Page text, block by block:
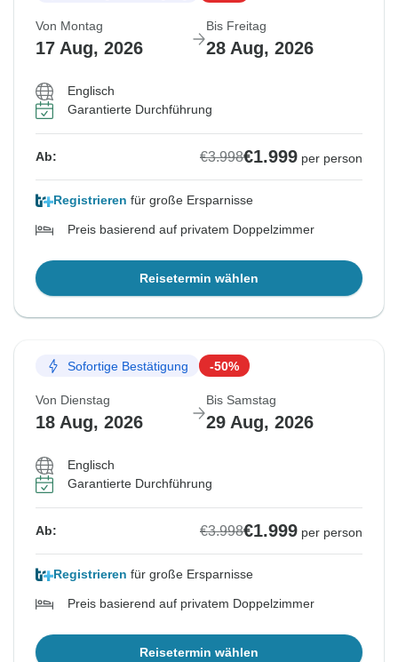
Von Montag
17 Aug, 2026
Bis Freitag
28 Aug, 2026
Englisch
Garantierte Durchführung
Ab: €3.998€1.999 per person
Registrieren für große Ersparnisse
Preis basierend auf privatem Doppelzimmer
Reisetermin wählen
Sofortige Bestätigung -50%
Von Dienstag
18 Aug, 2026
Bis Samstag
29 Aug, 2026
Englisch
Garantierte Durchführung
Ab: €3.998€1.999 per person
Registrieren für große Ersparnisse
Preis basierend auf privatem Doppelzimmer
Reisetermin wählen